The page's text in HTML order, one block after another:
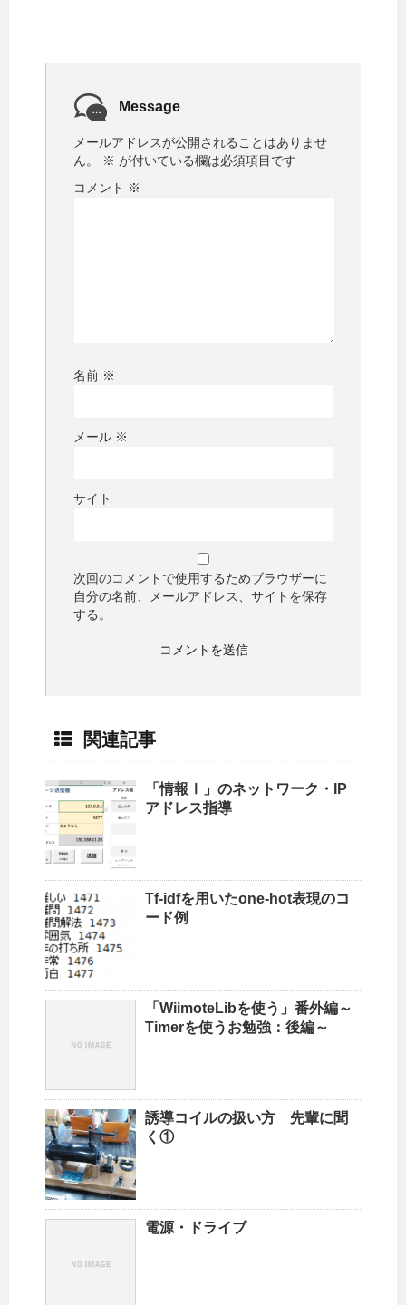
Message
メールアドレスが公開されることはありませ
ん。
※ が付いている欄は必須項目です
コメント ※
名前 ※
メール ※
サイト
次回のコメントで使用するためブラウザーに
自分の名前、メールアドレス、サイトを保存
する。
関連記事
「情報Ⅰ」のネットワーク・IP
アドレス指導
Tf-idfを用いたone-hot表現のコ
ード例
「WiimoteLibを使う」番外編～
Timerを使うお勉強：後編～
誘導コイルの扱い方 先輩に聞
く①
電源・ドライブ